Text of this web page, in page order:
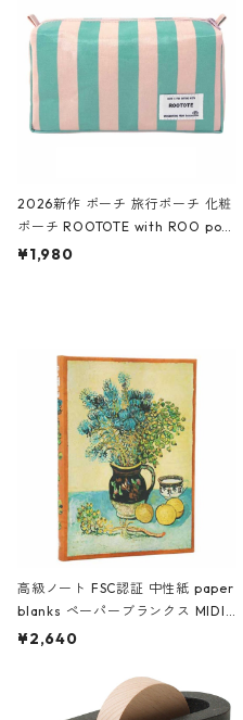
ーガンディー、オフホワイト
2026新作 ポーチ 旅行ポーチ 化粧
ポーチ ROOTOTE with ROO pou
ch 3532 ルートート WR.ポーチ.ラ
¥1,980
高級ノート FSC認証 中性紙 paper
blanks ペーパーブランクス MIDI
ハードカバー 罫線 ヴァン・ゴッホ
¥2,640